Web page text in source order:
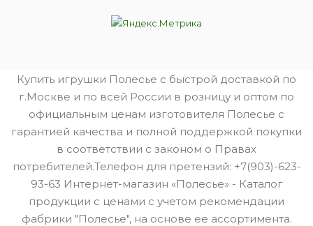
Купить игрушки Полесье с быстрой доставкой по
г.Москве и по всей России в розницу и оптом по
официальным ценам изготовителя Полесье с
гарантией качества и полной поддержкой покупки
в соответствии с законом о Правах
потребителей.Телефон для претензий: +7(903)-623-
93-63 Интернет-магазин «Полесье» - Каталог
продукции с ценами с учетом рекомендации
фабрики "Полесье", на основе ее ассортимента.